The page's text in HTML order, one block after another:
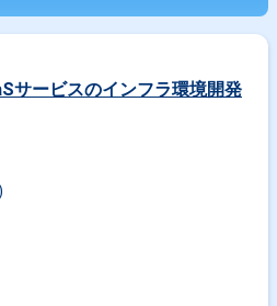
サービスのインフラ環境開発